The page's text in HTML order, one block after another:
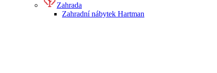
Zahrada
Zahradní nábytek Hartman